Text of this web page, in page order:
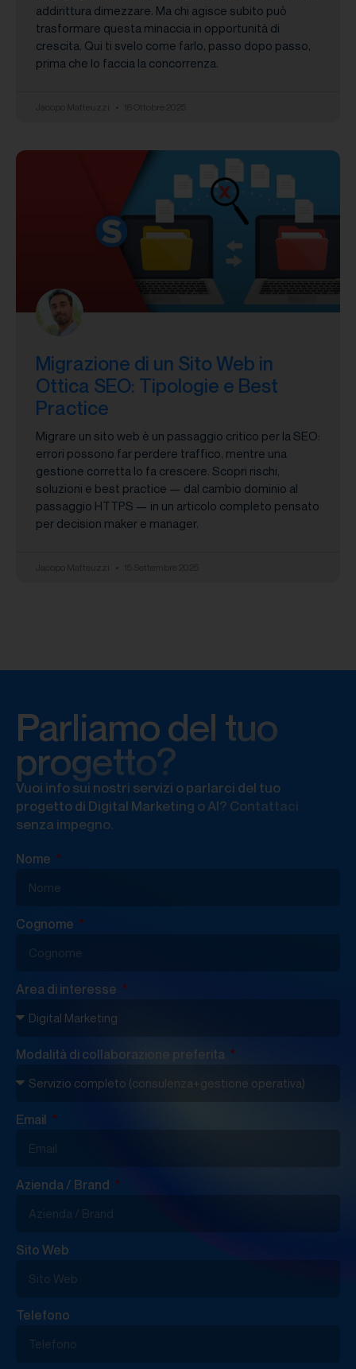
addirittura dimezzare. Ma chi agisce subito può
trasformare questa minaccia in opportunità di
crescita. Qui ti svelo come farlo, passo dopo passo,
prima che lo faccia la concorrenza.
Migrazione di un Sito Web in
Ottica SEO: Tipologie e Best
Practice
Migrare un sito web è un passaggio critico per la SEO:
errori possono far perdere traffico, mentre una
gestione corretta lo fa crescere. Scopri rischi,
soluzioni e best practice — dal cambio dominio al
passaggio HTTPS — in un articolo completo pensato
per decision maker e manager.
Parliamo del tuo
progetto?
Vuoi info sui nostri servizi o parlarci del tuo
progetto di Digital Marketing o AI? Contattaci
senza impegno.
Nome
Cognome
Area di interesse
Modalità di collaborazione preferita
Email
Azienda / Brand
Sito Web
Telefono